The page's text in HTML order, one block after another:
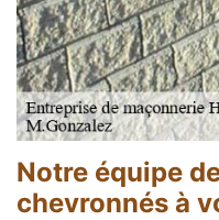
Notre équipe
chevronnés à